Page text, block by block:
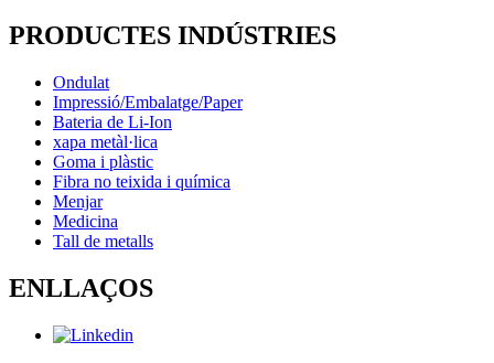
PRODUCTES INDÚSTRIES
Ondulat
Impressió/Embalatge/Paper
Bateria de Li-Ion
xapa metàl·lica
Goma i plàstic
Fibra no teixida i química
Menjar
Medicina
Tall de metalls
ENLLAÇOS